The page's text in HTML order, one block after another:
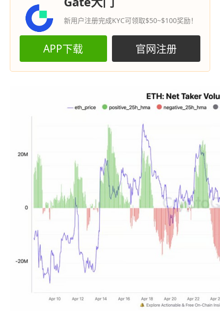
新用户注册完成KYC可领取$50~$100奖励！
APP下载 官网注册